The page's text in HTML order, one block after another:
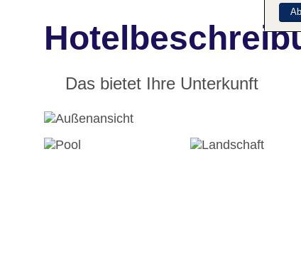
Das bietet Ihre Unterkunft